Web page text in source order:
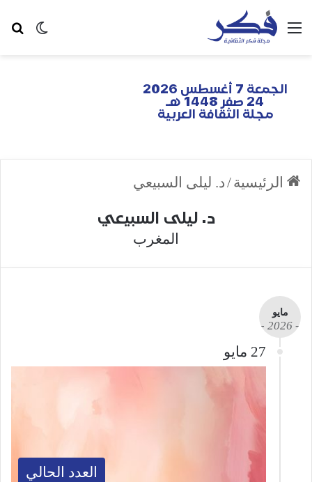
الجمعة 7 أغسطس 2026
24 صفر 1448 هـ
مجلة الثقافة العربية
الرئيسية/د. ليلى السبيعي
د. ليلى السبيعي
المغرب
مايو
- 2026 -
27 مايو
العدد الحالي